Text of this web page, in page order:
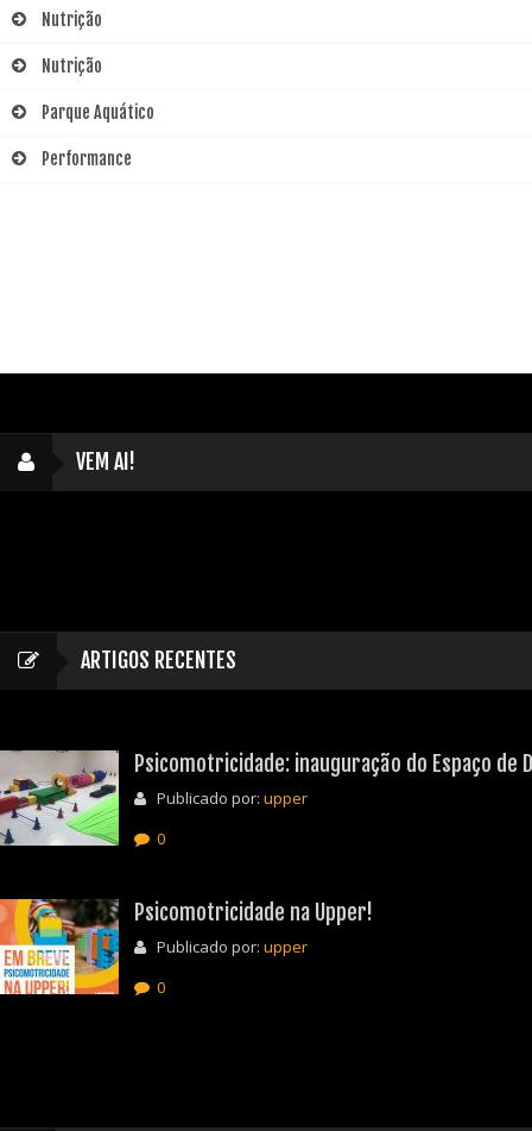
Nutrição
Nutrição
Parque Aquático
Performance
VEM AI!
ARTIGOS RECENTES
Psicomotricidade: inauguração do Espaço
Publicado por: upper
0
Psicomotricidade na Upper!
Publicado por: upper
0